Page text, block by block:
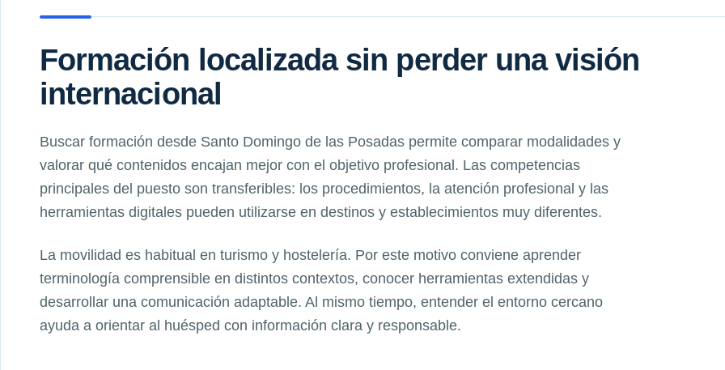
Formación localizada sin perder una visión
internacional
Buscar formación desde Santo Domingo de las Posadas permite comparar modalidades y
valorar qué contenidos encajan mejor con el objetivo profesional. Las competencias
principales del puesto son transferibles: los procedimientos, la atención profesional y las
herramientas digitales pueden utilizarse en destinos y establecimientos muy diferentes.
La movilidad es habitual en turismo y hostelería. Por este motivo conviene aprender
terminología comprensible en distintos contextos, conocer herramientas extendidas y
desarrollar una comunicación adaptable. Al mismo tiempo, entender el entorno cercano
ayuda a orientar al huésped con información clara y responsable.